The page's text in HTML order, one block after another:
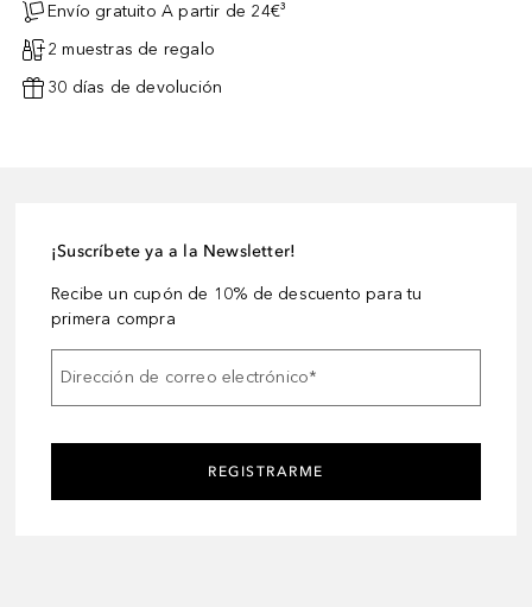
Envío gratuito A partir de 24€³
2 muestras de regalo
30 días de devolución
¡Suscríbete ya a la Newsletter!
Recibe un cupón de 10% de descuento para tu
primera compra
Dirección de correo electrónico*
REGISTRARME